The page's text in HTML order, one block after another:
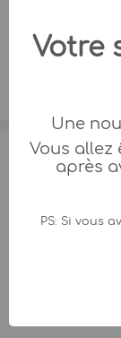
Votre
Une
Vous
après
PS: Si vous